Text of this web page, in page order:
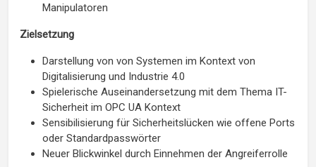
Manipulatoren
Zielsetzung
Darstellung von von Systemen im Kontext von
Digitalisierung und Industrie 4.0
Spielerische Auseinandersetzung mit dem Thema IT-
Sicherheit im OPC UA Kontext
Sensibilisierung für Sicherheitslücken wie offene Ports
oder Standardpasswörter
Neuer Blickwinkel durch Einnehmen der Angreiferrolle